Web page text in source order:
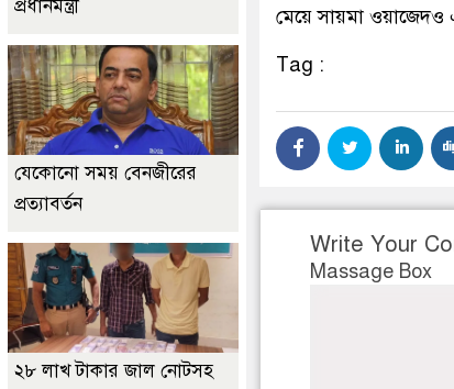
মেয়ে সায়মা ওয়াজেদও
Tag :
Write Your
Massage Box
প্রধানমন্ত্রী
যেকোনো সময় বেনজীরের
প্রত্যাবর্তন
২৮ লাখ টাকার জাল নোটসহ